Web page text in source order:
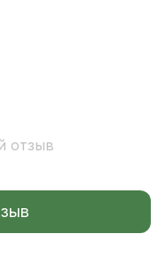
отзыв